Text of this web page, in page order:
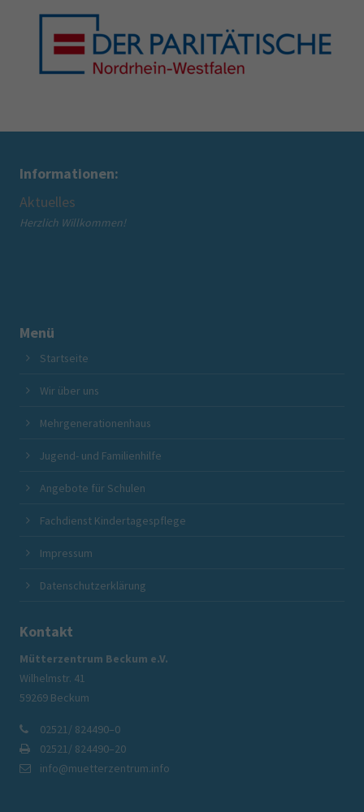
Informationen:
Aktuelles
Herzlich Willkommen!
Menü
Startseite
Wir über uns
Mehrgenerationenhaus
Jugend- und Familienhilfe
Angebote für Schulen
Fachdienst Kindertagespflege
Impressum
Datenschutzerklärung
Kontakt
Mütterzentrum Beckum e.V.
Wilhelmstr. 41
59269 Beckum
02521/ 824490–0
02521/ 824490–20
info@muetterzentrum.info